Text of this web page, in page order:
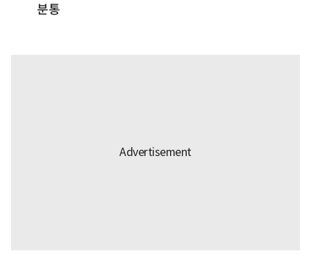
분통